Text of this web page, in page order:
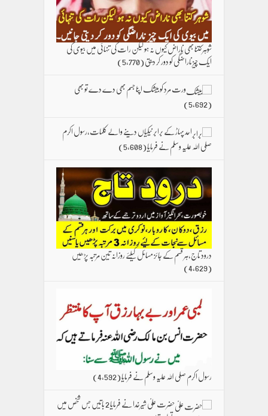
شوہر کتنا بھی ناراض کیوں نہ ہو لیکن رات کی تنہائی میں بیوی کی
ایک چیز ناراضگی کو دور کر دیتی(5,770)
ورت مرد کو بیشک اپنا جسم بھی دے دے تو بھی
(5,692)
احد پہاڑ کے برابر نیکیاں دینے والے کلمات،رسول اکرم
صلی اللہ علیہ وسلم نے فرمایا(5,608)
درود تاج،ہر قسم کے جائز مسائل کیلئے روزانہ تین مرتبہ پڑھیں
(4,629)
رسول اکرم صلی اللہ علیہ وسلم نے فرمایا(4,592)
حضرت علیؑ شیرخدا نے فرمایا 2 باتیں جس شخص میں